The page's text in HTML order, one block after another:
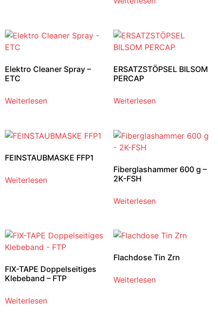
Elektro Cleaner Spray –
ETC
Weiterlesen
ERSATZSTÖPSEL BILSOM
PERCAP
Weiterlesen
FEINSTAUBMASKE FFP1
Weiterlesen
Fiberglashammer 600 g –
2K-FSH
Weiterlesen
FIX-TAPE Doppelseitiges
Klebeband – FTP
Weiterlesen
Flachdose Tin Zrn
Weiterlesen